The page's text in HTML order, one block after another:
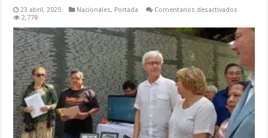
23 abril, 2025 Nacionales, Portada Comentarios desactivados
de
de
esperan
justicia
2,778